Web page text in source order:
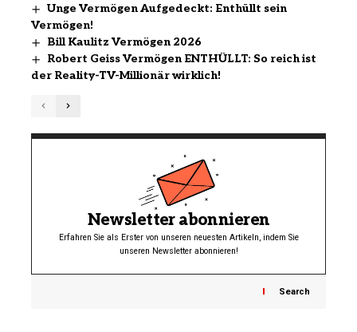
Unge Vermögen Aufgedeckt: Enthüllt sein
Vermögen!
Bill Kaulitz Vermögen 2026
Robert Geiss Vermögen ENTHÜLLT: So reich ist
der Reality-TV-Millionär wirklich!
Newsletter abonnieren
Erfahren Sie als Erster von unseren neuesten Artikeln, indem Sie
unseren Newsletter abonnieren!
Search